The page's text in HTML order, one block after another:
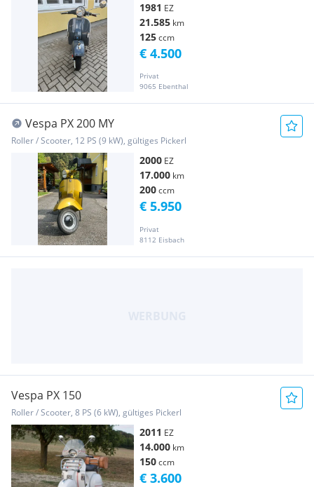
1981 EZ
21.585 km
125ccm
Privat
9065 Ebenthal
€ 4.500
Vespa PX 200 MY
Roller / Scooter, 12 PS (9 kW), gültiges Pickerl
2000 EZ
17.000 km
200ccm
Privat
8112 Eisbach
€ 5.950
Vespa PX 150
Roller / Scooter, 8 PS (6 kW), gültiges Pickerl
2011 EZ
14.000 km
150ccm
€ 3.600